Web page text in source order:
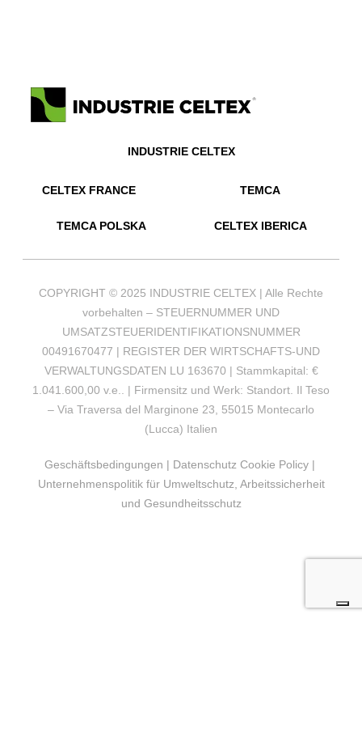
INDUSTRIE CELTEX
CELTEX FRANCE TEMCA
TEMCA POLSKA CELTEX IBERICA
COPYRIGHT © 2025 INDUSTRIE CELTEX | Alle Rechte
vorbehalten – STEUERNUMMER UND
UMSATZSTEUERIDENTIFIKATIONSNUMMER
00491670477 | REGISTER DER WIRTSCHAFTS-UND
VERWALTUNGSDATEN LU 163670 | Stammkapital: €
1.041.600,00 v.e.. | Firmensitz und Werk: Standort. Il Teso
– Via Traversa del Marginone 23, 55015 Montecarlo
(Lucca) Italien
Geschäftsbedingungen | Datenschutz Cookie Policy|
Unternehmenspolitik für Umweltschutz, Arbeitssicherheit
und Gesundheitsschutz